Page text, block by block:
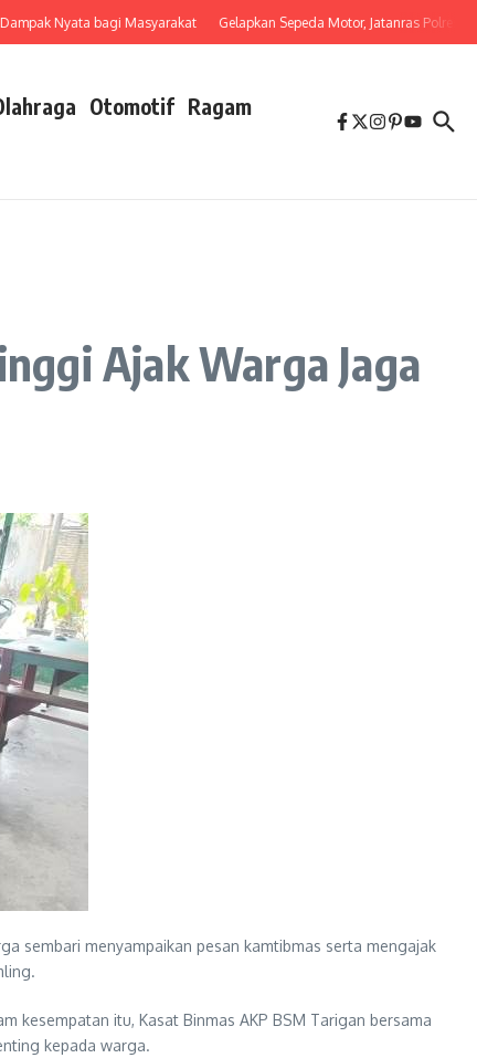
Nyata bagi Masyarakat Gelapkan Sepeda Motor, Jatanras Polres
Otomotif Ragam
Ajak Warga Jaga
sembari menyampaikan pesan kamtibmas serta mengajak
kesempatan itu, Kasat Binmas AKP BSM Tarigan bersama
kepada warga.